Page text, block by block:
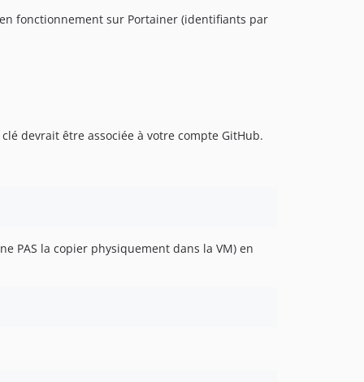
fonctionnement sur Portainer (identifiants par
devrait être associée à votre compte GitHub.
PAS la copier physiquement dans la VM) en